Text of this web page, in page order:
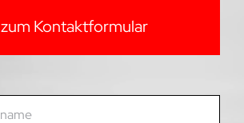
zum Kontaktformular